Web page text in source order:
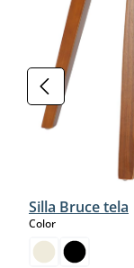
Silla Bruce tela
Colorselect